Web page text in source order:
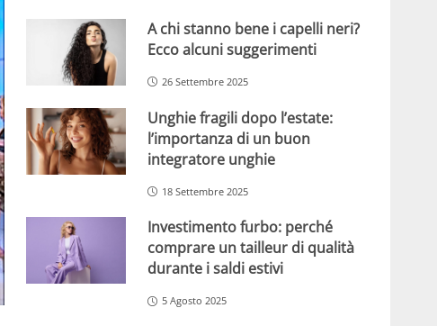
A chi stanno bene i capelli neri?
Ecco alcuni suggerimenti
26 Settembre 2025
Unghie fragili dopo l’estate:
l’importanza di un buon
integratore unghie
18 Settembre 2025
Investimento furbo: perché
comprare un tailleur di qualità
durante i saldi estivi
5 Agosto 2025